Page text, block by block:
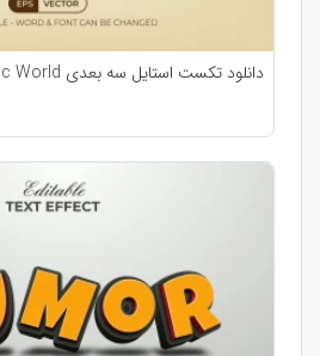
دانلود تکست استایل سه بعدی Magic World